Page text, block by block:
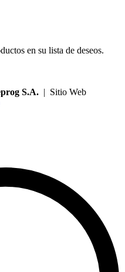
en su lista de deseos.
S.A. | Sitio Web